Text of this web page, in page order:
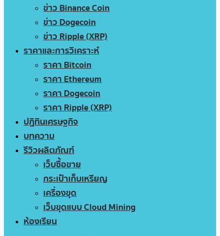
ข่าว Binance Coin
ข่าว Dogecoin
ข่าว Ripple (XRP)
ราคาและการวิเคราะห์
ราคา Bitcoin
ราคา Ethereum
ราคา Dogecoin
ราคา Ripple (XRP)
ปฏิทินเศรษฐกิจ
บทความ
รีวิวผลิตภัณฑ์
เว็บซื้อขาย
กระเป๋าเก็บเหรียญ
เครื่องขุด
เว็บขุดแบบ Cloud Mining
ห้องเรียน